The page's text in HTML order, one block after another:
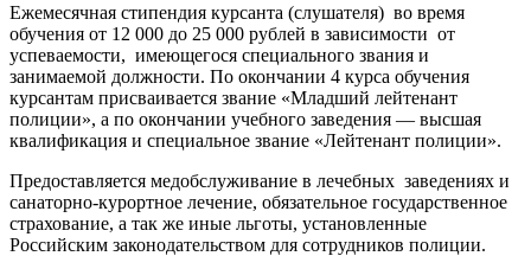
Ежемесячная стипендия курсанта (слушателя) во время
обучения от 12 000 до 25 000 рублей в зависимости от
успеваемости, имеющегося специального звания и
занимаемой должности. По окончании 4 курса обучения
курсантам присваивается звание «Младший лейтенант
полиции», а по окончании учебного заведения — высшая
квалификация и специальное звание «Лейтенант полиции».
Предоставляется медобслуживание в лечебных заведениях и
санаторно-курортное лечение, обязательное государственное
страхование, а так же иные льготы, установленные
Российским законодательством для сотрудников полиции.